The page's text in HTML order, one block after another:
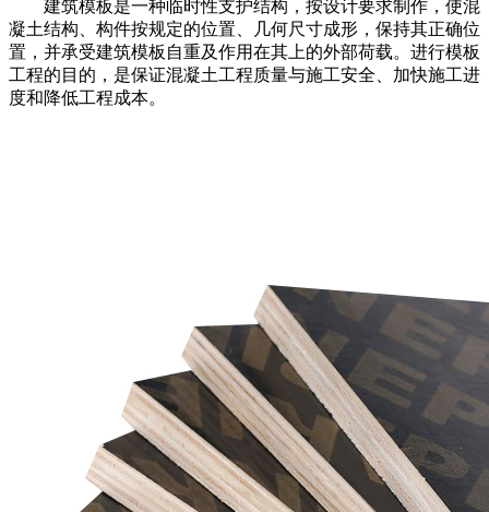
建筑模板是一种临时性支护结构，按设计要求制作，使混
凝土结构、构件按规定的位置、几何尺寸成形，保持其正确位
置，并承受建筑模板自重及作用在其上的外部荷载。进行模板
工程的目的，是保证混凝土工程质量与施工安全、加快施工进
度和降低工程成本。